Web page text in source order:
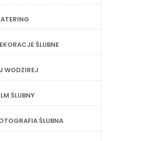
ŚLUBNE
WODZIREJ
ŚLUBNY
ŚLUBNA